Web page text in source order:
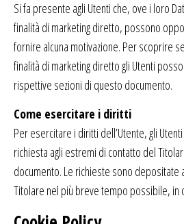
Si fa presente agli Utenti che, ove i loro
finalità di marketing diretto, possono
fornire alcuna motivazione. Per scoprire
finalità di marketing diretto gli Utenti
rispettive sezioni di questo documento.
Come esercitare i diritti
Per esercitare i diritti dell’Utente, gli
richiesta agli estremi di contatto del
documento. Le richieste sono depositate
Titolare nel più breve tempo possibile, in